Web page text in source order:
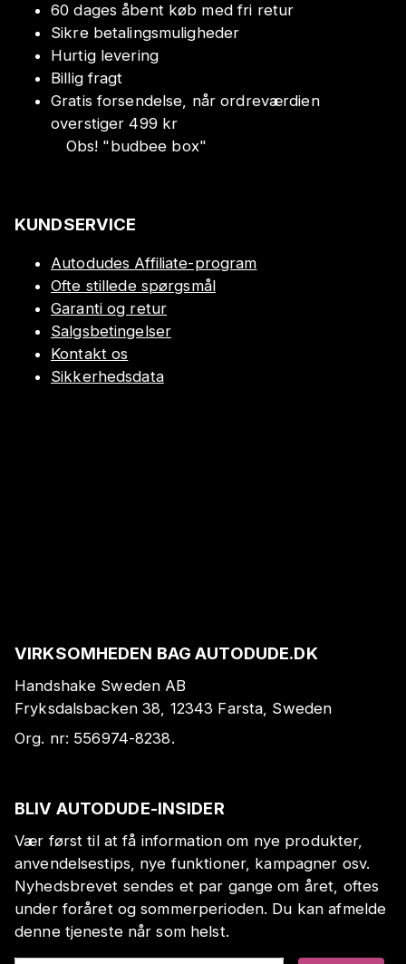
60 dages åbent køb med fri retur
Sikre betalingsmuligheder
Hurtig levering
Billig fragt
Gratis forsendelse, når ordreværdien
overstiger 499 kr
Obs! "budbee box"
KUNDSERVICE
Autodudes Affiliate-program
Ofte stillede spørgsmål
Garanti og retur
Salgsbetingelser
Kontakt os
Sikkerhedsdata
VIRKSOMHEDEN BAG AUTODUDE.DK
Handshake Sweden AB
Fryksdalsbacken 38, 12343 Farsta, Sweden
Org. nr: 556974-8238.
BLIV AUTODUDE-INSIDER
Vær først til at få information om nye produkter,
anvendelsestips, nye funktioner, kampagner osv.
Nyhedsbrevet sendes et par gange om året, oftes
under foråret og sommerperioden. Du kan afmelde
denne tjeneste når som helst.